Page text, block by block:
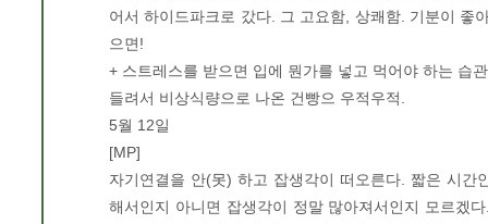
어서 하이드파크로 갔다. 그 고요함, 상쾌함. 기분이 좋
으면!
+ 스트레스를 받으면 입에 뭔가를 넣고 먹어야 하는 습
들려서 비상식량으로 나온 건빵으 우적우적.
5월 12일
[MP]
자기연결을 안(못) 하고 잡생각이 떠오른다. 짧은 시
해서인지 아니면 잡생각이 정말 많아져서인지 모르겠